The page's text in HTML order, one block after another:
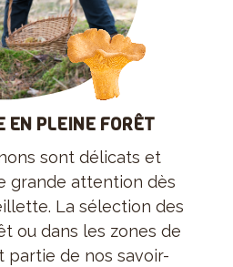
EN PLEINE FORÊT
sont délicats et
grande attention dès
La sélection des
ou dans les zones de
partie de nos savoir-